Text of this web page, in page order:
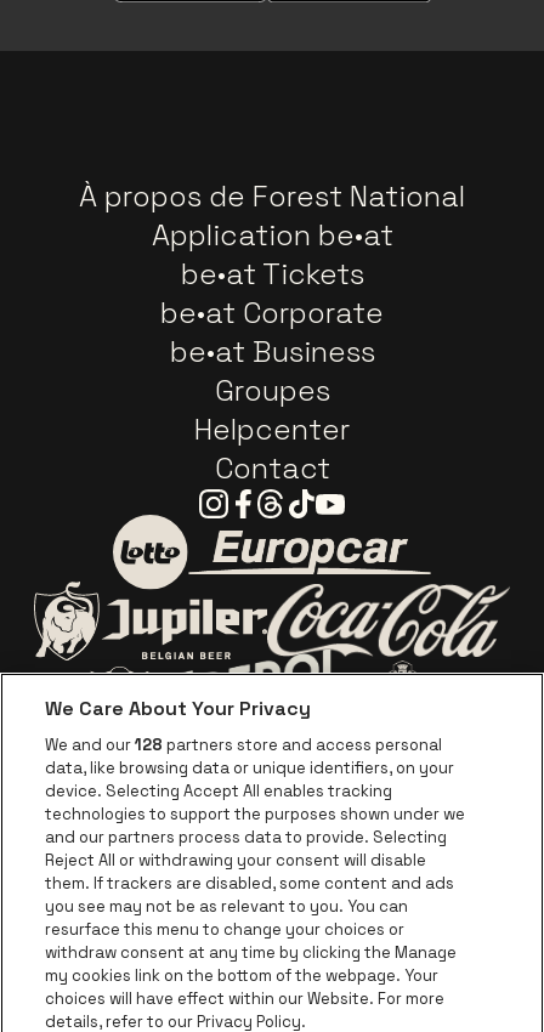
À propos de Forest National
Application be•at
be•at Tickets
be•at Corporate
be•at Business
Groupes
Helpcenter
Contact
Instagram
Facebook
Threads
TiktokYoutube
Visitez le site de Lotto
Visitez le site de
Visitez le site de Jupiler Visitez le site de
Visitez le site de Red Bull
Visitez le site de Le logo de
Visitez le site de Le logo Jameson en
Visitez le site de CrokyVisitez le site de Bruzz
Visitez le site de Le SoirVisitez le site de
Visitez le site de Radio
Forest National fait partie de be•at
We Care About Your Privacy
We and our128 partners store and access personal
data, like browsing data or unique identifiers, on your
device. Selecting Accept All enables tracking
technologies to support the purposes shown under we
and our partners process data to provide. Selecting
Reject All or withdrawing your consent will disable
them. If trackers are disabled, some content and ads
you see may not be as relevant to you. You can
resurface this menu to change your choices or
withdraw consent at any time by clicking the Manage
my cookies link on the bottom of the webpage. Your
choices will have effect within our Website. For more
details, refer to our Privacy Policy.